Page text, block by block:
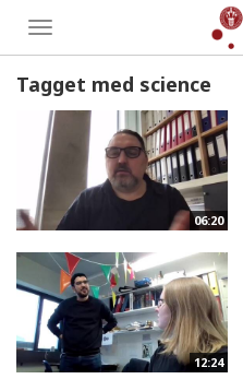
Toggle
menu
Tagget med science
06:20
12:24